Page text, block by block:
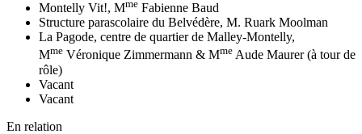
Montelly Vit!, Mme Fabienne Baud
Structure parascolaire du Belvédère, M. Ruark Moolman
La Pagode, centre de quartier de Malley-Montelly,
Mme Véronique Zimmermann & Mme Aude Maurer (à tour de
rôle)
Vacant
Vacant
En relation